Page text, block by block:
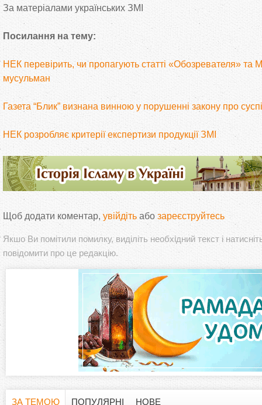
За матеріалами українських ЗМІ
Посилання на тему:
НЕК перевірить, чи пропагують статті «Обозревателя» та
мусульман
Газета “Блик” визнана винною у порушенні закону про
НЕК розробляє критерії експертизи продукції ЗМІ
Щоб додати коментар, увійдіть або зареєструйтесь
Якшо Ви помітили помилку, виділіть необхідний текст і
повідомити про це редакцію.
ЗА ТЕМОЮ ПОПУЛЯРНІ НОВЕ